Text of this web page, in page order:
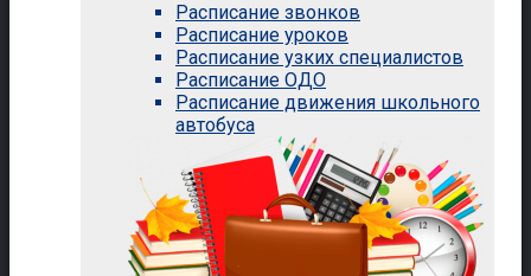
Расписание звонков
Расписание уроков
Расписание узких специалистов
Расписание ОДО
Расписание движения школьного
автобуса